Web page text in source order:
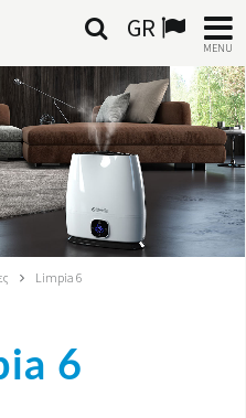
GR
MENU
Limpia 6
6